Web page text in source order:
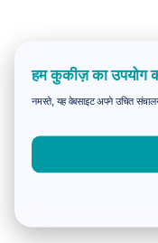
हम कुकीज़ का उपयोग
नमस्ते, यह वेबसाइट अपने उचित